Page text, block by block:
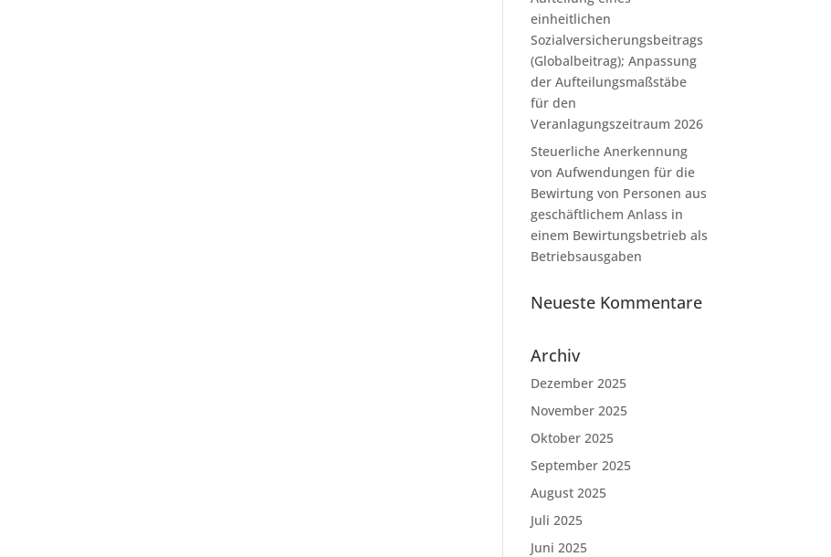
einheitlichen
Sozialversicherungsbeitrags
(Globalbeitrag); Anpassung
der Aufteilungsmaßstäbe
für den
Veranlagungszeitraum 2026
Steuerliche Anerkennung
von Aufwendungen für die
Bewirtung von Personen aus
geschäftlichem Anlass in
einem Bewirtungsbetrieb als
Betriebsausgaben
Neueste Kommentare
Archiv
Dezember 2025
November 2025
Oktober 2025
September 2025
August 2025
Juli 2025
Juni 2025